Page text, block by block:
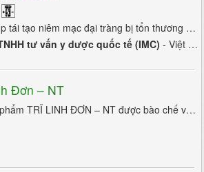
mặt
biên
niêm mạc đại tràng bị tổn thương và cân bằng hệ vi khuẩn có ích đường ruột, tăng...
tư vấn y dược quốc tế (IMC) - Việt Nam
Đơn – NT
ĐƠN – NT được bào chế với công thức phối hợp độc đáo từ các dược liệu quý, TRĨ LINH ĐƠN – NT có công năng Bổ khí...